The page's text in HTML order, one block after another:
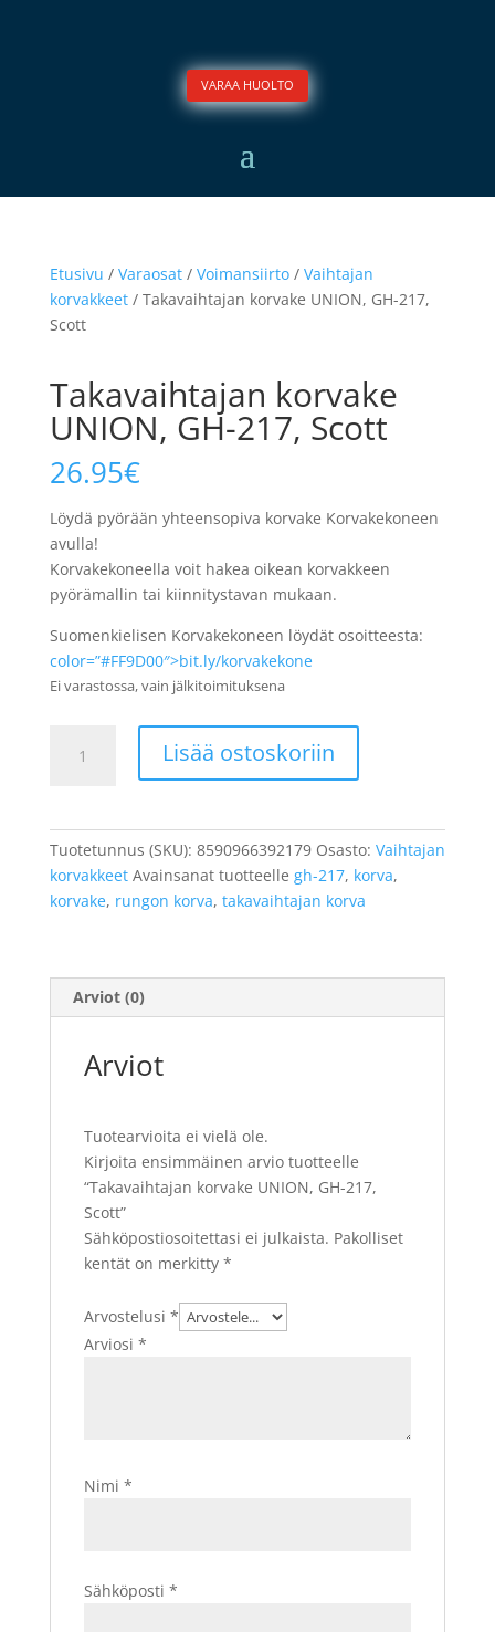
VARAA HUOLTO
Etusivu / Varaosat/ Voimansiirto/ Vaihtajan
korvakkeet/ Takavaihtajan korvake UNION, GH-217,
Scott
Takavaihtajan korvake
UNION, GH-217, Scott
26.95€
Löydä pyörään yhteensopiva korvake Korvakekoneen
avulla!
Korvakekoneella voit hakea oikean korvakkeen
pyörämallin tai kiinnitystavan mukaan.
Suomenkielisen Korvakekoneen löydät osoitteesta:
color=”#FF9D00″>bit.ly/korvakekone
Ei varastossa, vain jälkitoimituksena
korvake
Lisää ostoskoriin
Tuotetunnus (SKU): 8590966392179 Osasto: Vaihtajan
korvakkeet Avainsanat tuotteelle gh-217, korva,
korvake, rungon korva, takavaihtajan korva
Arviot (0)
Arviot
Tuotearvioita ei vielä ole.
Kirjoita ensimmäinen arvio tuotteelle
“Takavaihtajan korvake UNION, GH-217,
Scott”
Sähköpostiosoitettasi ei julkaista. Pakolliset
kentät on merkitty *
Arvostelusi *
Arviosi *
Nimi *
Sähköposti *